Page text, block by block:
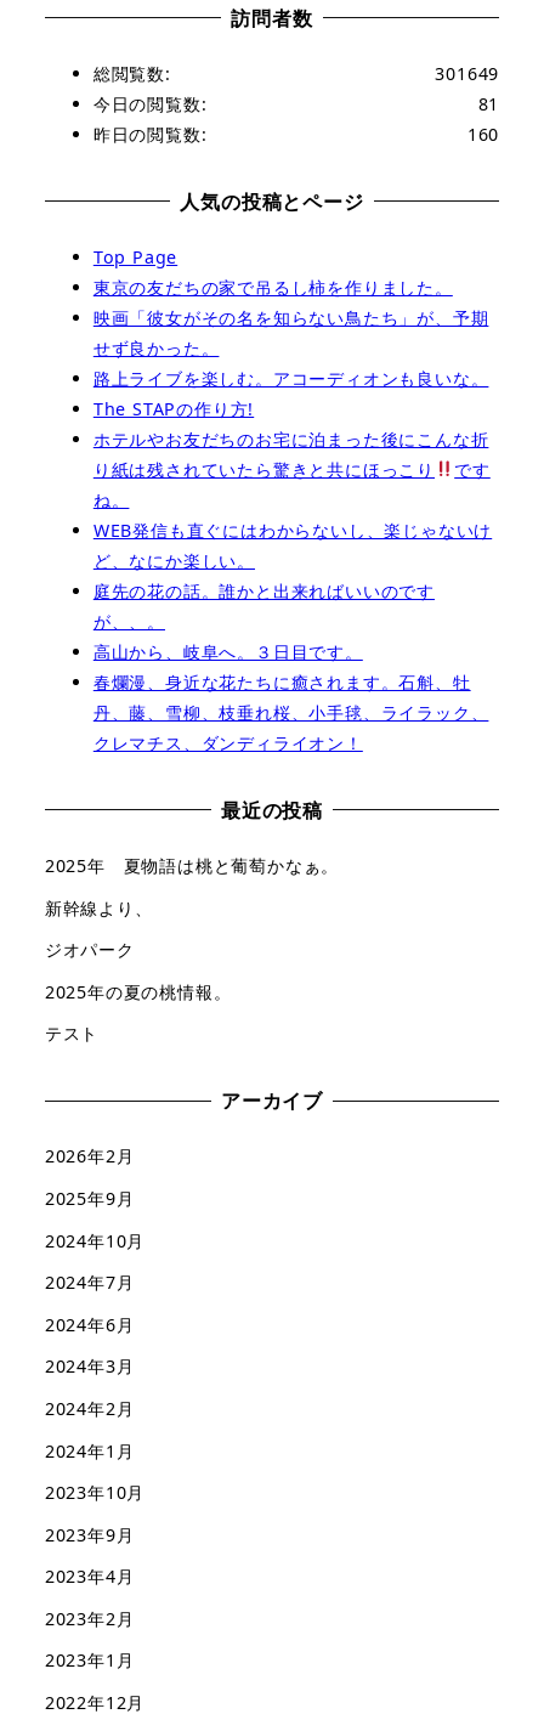
訪問者数
301649
総閲覧数:
81
今日の閲覧数:
160
昨日の閲覧数:
人気の投稿とページ
Top Page
東京の友だちの家で吊るし柿を作りました。
映画「彼女がその名を知らない鳥たち」が、予期
せず良かった。
路上ライブを楽しむ。アコーディオンも良いな。
The STAPの作り方!
ホテルやお友だちのお宅に泊まった後にこんな折
り紙は残されていたら驚きと共にほっこり
です
ね。
WEB発信も直ぐにはわからないし、楽じゃないけ
ど、なにか楽しい。
庭先の花の話。誰かと出来ればいいのです
が、、。
高山から、岐阜へ。３日目です。
春爛漫、身近な花たちに癒されます。石斛、牡
丹、藤、雪柳、枝垂れ桜、小手毬、ライラック、
クレマチス、ダンディライオン！
最近の投稿
2025年 夏物語は桃と葡萄かなぁ。
新幹線より、
ジオパーク
2025年の夏の桃情報。
テスト
アーカイブ
2026年2月
2025年9月
2024年10月
2024年7月
2024年6月
2024年3月
2024年2月
2024年1月
2023年10月
2023年9月
2023年4月
2023年2月
2023年1月
2022年12月